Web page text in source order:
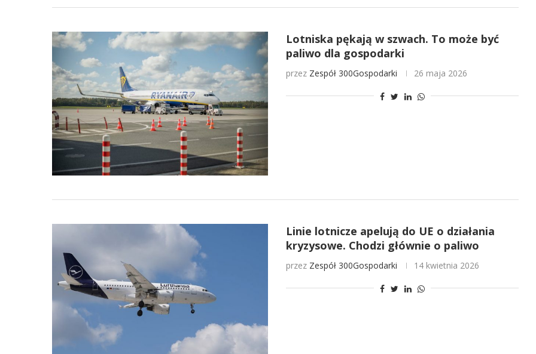
Lotniska pękają w szwach. To może być
paliwo dla gospodarki
przez Zespół 300Gospodarki 26 maja 2026
Linie lotnicze apelują do UE o działania
kryzysowe. Chodzi głównie o paliwo
przez Zespół 300Gospodarki 14 kwietnia 2026